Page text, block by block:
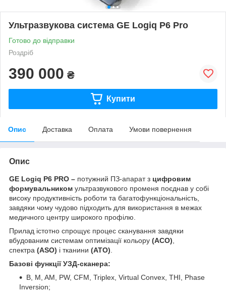
Ультразвукова система GE Logiq P6 Pro
Готово до відправки
Роздріб
390 000 ₴
Купити
Опис Доставка Оплата Умови повернення
Опис
GE Logiq P6 PRO – потужний ПЗ-апарат з цифровим
формувальником ультразвукового променя поєднав у собі
високу продуктивність роботи та багатофункціональність,
завдяки чому чудово підходить для використання в межах
медичного центру широкого профілю.
Прилад істотно спрощує процес сканування завдяки
вбудованим системам оптимізації кольору (АСО)
спектра (АSO) і тканини (АТО)
Базові функції УЗД-сканера:
B, M, AM, PW, CFM, Triplex, Virtual Convex, THI, Phase
Inversion;